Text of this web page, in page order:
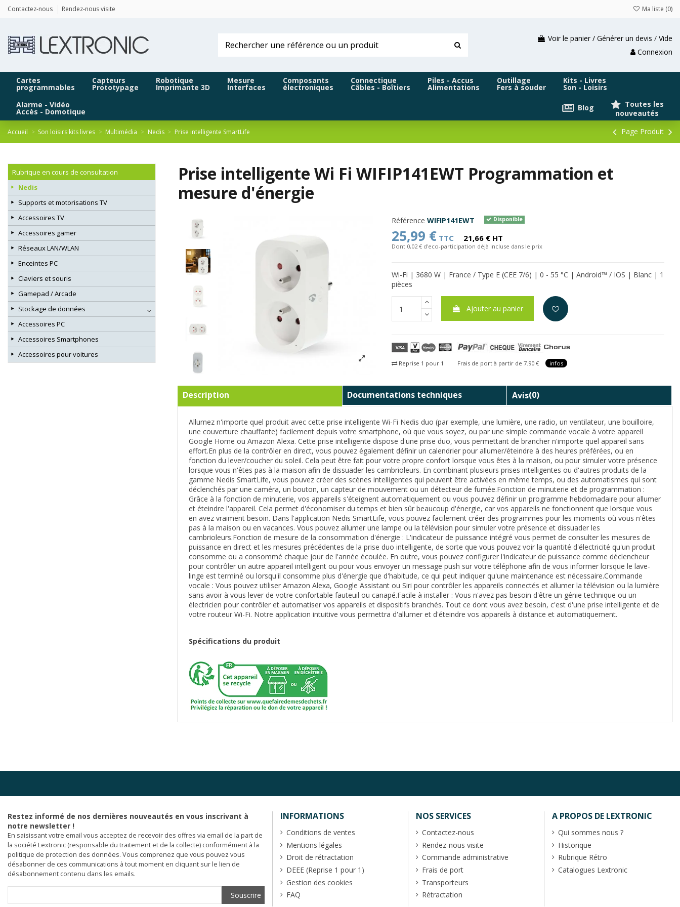
Contactez-nous Rendez-nous visite Ma liste (0)
Voir le panier / Générer un devis / Vide
Connexion
Cartes
programmables
Capteurs
Prototypage
Robotique
Imprimante 3D
Mesure
Interfaces
Composants
électroniques
Connectique
Câbles - Boîtiers
Piles - Accus
Alimentations
Outillage
Fers à souder
Kits - Livres
Son - Loisirs
Alarme - Vidéo
Accès - Domotique
Toutes les
nouveautés
Blog
Accueil Son loisirs kits livres Multimédia Nedis Prise intelligente SmartLife Page Produit
Prise intelligente Wi Fi WIFIP141EWT Programmation et
mesure d'énergie
Référence WIFIP141EWT Disponible
25,99 € TTC 21,66 € HT
Dont 0,02 € d'eco-participation déjà incluse dans le prix
Wi-Fi | 3680 W | France / Type E (CEE 7/6) | 0 - 55 °C | Android™ / IOS | Blanc | 1
pièces
Ajouter au panier
Reprise 1 pour 1 Frais de port à partir de 7.90 € infos
Description Documentations techniques Avis(0)
Allumez n'importe quel produit avec cette prise intelligente Wi-Fi Nedis duo (par exemple, une lumière, une radio, un ventilateur, une bouilloire,
une couverture chauffante) facilement depuis votre smartphone, où que vous soyez, ou par une simple commande vocale à votre appareil
Google Home ou Amazon Alexa. Cette prise intelligente dispose d'une prise duo, vous permettant de brancher n'importe quel appareil sans
effort.En plus de la contrôler en direct, vous pouvez également définir un calendrier pour allumer/éteindre à des heures préférées, ou en
fonction du lever/coucher du soleil. Cela peut être fait pour votre propre confort lorsque vous êtes à la maison, ou pour simuler votre présence
lorsque vous n'êtes pas à la maison afin de dissuader les cambrioleurs. En combinant plusieurs prises intelligentes ou d'autres produits de la
gamme Nedis SmartLife, vous pouvez créer des scènes intelligentes qui peuvent être activées en même temps, ou des automatismes qui sont
déclenchés par une caméra, un bouton, un capteur de mouvement ou un détecteur de fumée.Fonction de minuterie et de programmation :
Grâce à la fonction de minuterie, vos appareils s'éteignent automatiquement ou vous pouvez définir un programme hebdomadaire pour allumer
et éteindre l'appareil. Cela permet d'économiser du temps et bien sûr beaucoup d'énergie, car vos appareils ne fonctionnent que lorsque vous
en avez vraiment besoin. Dans l'application Nedis SmartLife, vous pouvez facilement créer des programmes pour les moments où vous n'êtes
pas à la maison ou en vacances. Vous pouvez allumer une lampe ou la télévision pour simuler votre présence et dissuader les
cambrioleurs.Fonction de mesure de la consommation d'énergie : L'indicateur de puissance intégré vous permet de consulter les mesures de
puissance en direct et les mesures précédentes de la prise duo intelligente, de sorte que vous pouvez voir la quantité d'électricité qu'un produit
consomme ou a consommé chaque jour de l'année écoulée. En outre, vous pouvez configurer l'indicateur de puissance comme déclencheur
pour contrôler un autre appareil intelligent ou pour vous envoyer un message push sur votre téléphone afin de vous informer lorsque le lave-
linge est terminé ou lorsqu'il consomme plus d'énergie que d'habitude, ce qui peut indiquer qu'une maintenance est nécessaire.Commande
vocale : Vous pouvez utiliser Amazon Alexa, Google Assistant ou Siri pour contrôler les appareils connectés et allumer la télévision ou la lumière
sans avoir à vous lever de votre confortable fauteuil ou canapé.Facile à installer : Vous n'avez pas besoin d'être un génie technique ou un
électricien pour contrôler et automatiser vos appareils et dispositifs branchés. Tout ce dont vous avez besoin, c'est d'une prise intelligente et de
votre routeur Wi-Fi. Notre application intuitive vous permettra d'allumer et d'éteindre vos appareils à distance et automatiquement.
Spécifications du produit
Rubrique en cours de consultation
Nedis
Supports et motorisations TV
Accessoires TV
Accessoires gamer
Réseaux LAN/WLAN
Enceintes PC
Claviers et souris
Gamepad / Arcade
Stockage de données
Accessoires PC
Accessoires Smartphones
Accessoires pour voitures
Restez informé de nos dernières nouveautés en vous inscrivant à
notre newsletter !
En saisissant votre email vous acceptez de recevoir des offres via email de la part de
la société Lextronic (responsable du traitement et de la collecte) conformément à la
politique de protection des données. Vous comprenez que vous pouvez vous
désabonner de ces communications à tout moment en cliquant sur le lien de
désabonnement contenu dans les emails.
INFORMATIONS
Conditions de ventes
Mentions légales
Droit de rétractation
DEEE (Reprise 1 pour 1)
Gestion des cookies
FAQ
NOS SERVICES
Contactez-nous
Rendez-nous visite
Commande administrative
Frais de port
Transporteurs
Rétractation
A PROPOS DE LEXTRONIC
Qui sommes nous ?
Historique
Rubrique Rétro
Catalogues Lextronic
Panneau de gestion des cookies